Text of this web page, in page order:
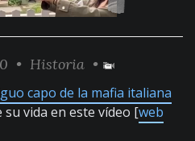
• Historia •
capo de la mafia italiana
su vida en este vídeo [web